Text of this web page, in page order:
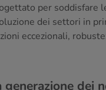
per soddisfare
dei settori in
eccezionali,
generazione dei